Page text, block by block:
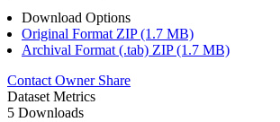
Download Options
Original Format ZIP (1.7 MB)
Archival Format (.tab) ZIP (1.7 MB)
Contact Owner Share
Dataset Metrics
5 Downloads